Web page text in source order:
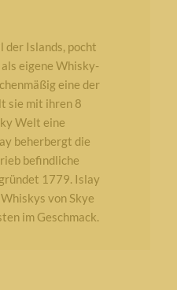
der Islands, pocht
eigene Whisky-
eine der
sie mit ihren 8
Welt eine
beherbergt die
befindliche
1779. Islay
von Skye
im Geschmack.